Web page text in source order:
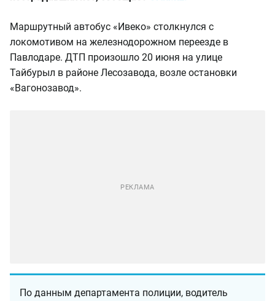
Маршрутный автобус «Ивеко» столкнулся с
локомотивом на железнодорожном переезде в
Павлодаре. ДТП произошло 20 июня на улице
Тайбурыл в районе Лесозавода, возле остановки
«Вагонозавод».
По данным департамента полиции, водитель